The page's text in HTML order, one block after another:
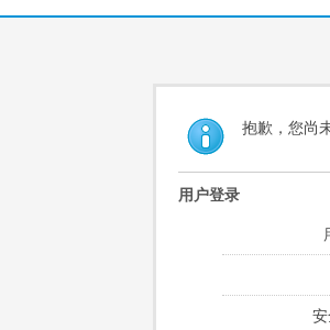
抱歉，您尚
用户登录